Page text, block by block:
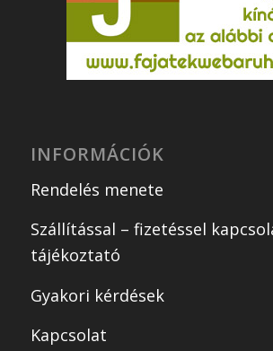
INFORMÁCIÓK
Rendelés menete
Szállítással – fizetéssel
tájékoztató
Gyakori kérdések
Kapcsolat